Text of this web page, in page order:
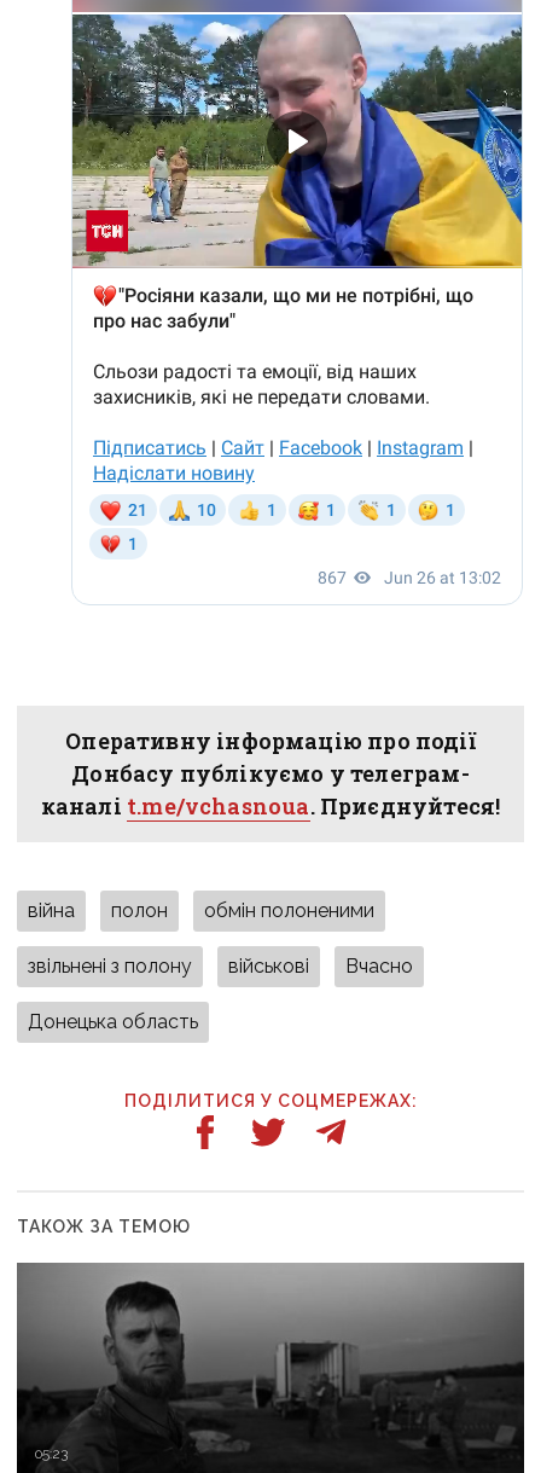
Оперативну інформацію про події
Донбасу публікуємо у телеграм-
каналі t.me/vchasnoua. Приєднуйтеся!
війна полон обмін полоненими
звільнені з полону військові Вчасно
Донецька область
ПОДІЛИТИСЯ У СОЦМЕРЕЖАХ:
ТАКОЖ ЗА ТЕМОЮ
05:23